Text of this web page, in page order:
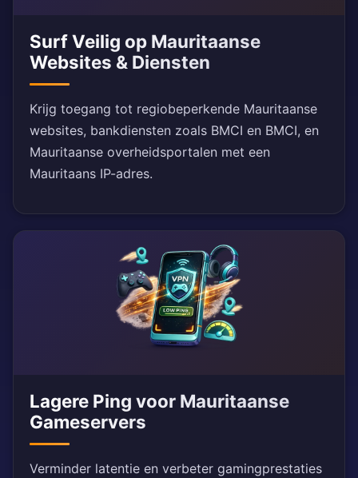
Surf Veilig op Mauritaanse
Websites & Diensten
Krijg toegang tot regiobeperkende Mauritaanse
websites, bankdiensten zoals BMCI en BMCI, en
Mauritaanse overheidsportalen met een
Mauritaans IP-adres.
Lagere Ping voor Mauritaanse
Gameservers
Verminder latentie en verbeter gamingprestaties